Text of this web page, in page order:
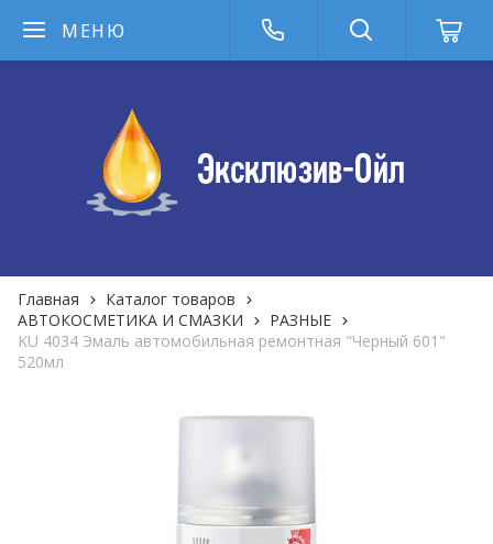
МЕНЮ
Главная
Каталог товаров
АВТОКОСМЕТИКА И СМАЗКИ
РАЗНЫЕ
KU 4034 Эмаль автомобильная ремонтная "Черный 601"
520мл